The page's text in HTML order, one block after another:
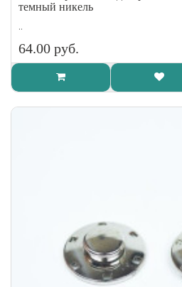
темный никель
..
64.00 руб.